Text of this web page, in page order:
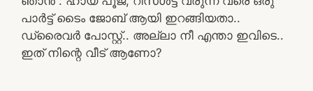
പാർട്ട്‌ ടൈം ജോബ് ആയി ഇറങ്ങിയതാ..
ഡ്രൈവർ പോസ്റ്റ്‌.. അല്ലാ നീ എന്താ ഇവിടെ..
ഇത് നിന്റെ വീട് ആണോ?